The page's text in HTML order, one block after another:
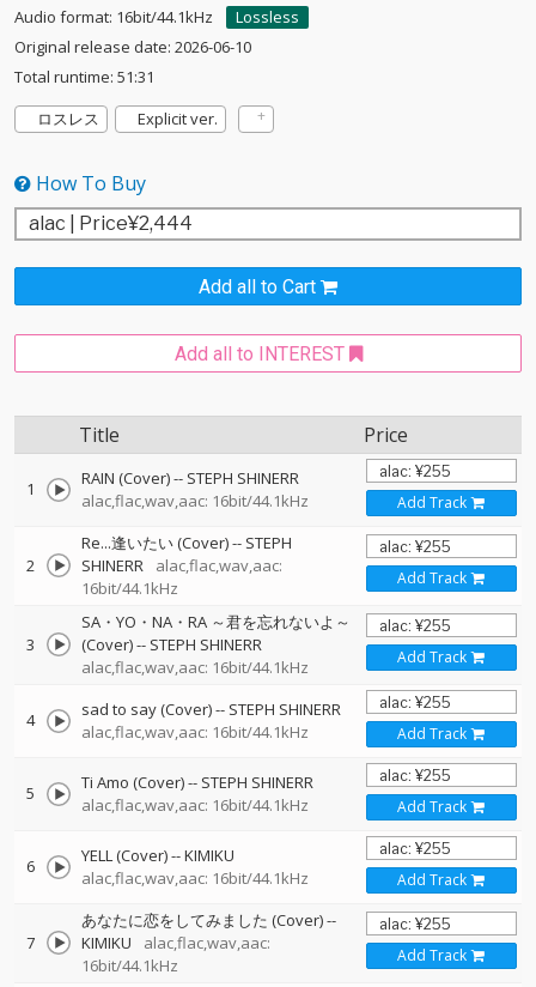
Audio format: 16bit/44.1kHz
Lossless
Original release date: 2026-06-10
Total runtime: 51:31
ロスレス
Explicit ver.
How To Buy
Add all to Cart
Add all to INTEREST
Title Price
1 RAIN (Cover)-- STEPH SHINERR
alac,flac,wav,aac: 16bit/44.1kHz
Add Track
2
Re...逢いたい (Cover)-- STEPH
SHINERR
alac,flac,wav,aac:
16bit/44.1kHz
Add Track
3
SA・YO・NA・RA ～君を忘れないよ～
(Cover)-- STEPH SHINERR
alac,flac,wav,aac: 16bit/44.1kHz
Add Track
4 sad to say (Cover)-- STEPH SHINERR
alac,flac,wav,aac: 16bit/44.1kHz
Add Track
5 Ti Amo (Cover)-- STEPH SHINERR
alac,flac,wav,aac: 16bit/44.1kHz
Add Track
6 YELL (Cover)--KIMIKU
alac,flac,wav,aac: 16bit/44.1kHz
Add Track
7
あなたに恋をしてみました (Cover)--
KIMIKU
alac,flac,wav,aac:
16bit/44.1kHz
Add Track